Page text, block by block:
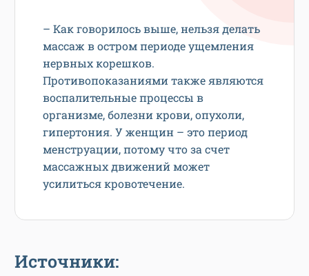
– Как говорилось выше, нельзя делать
массаж в остром периоде ущемления
нервных корешков.
Противопоказаниями также являются
воспалительные процессы в
организме, болезни крови, опухоли,
гипертония. У женщин – это период
менструации, потому что за счет
массажных движений может
усилиться кровотечение.
Источники: